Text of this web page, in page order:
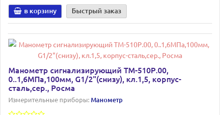
в корзину Быстрый заказ
Манометр сигнализирующий ТМ-510Р.00,
0..1,6МПа,100мм, G1/2"(снизу), кл.1,5, корпус-
сталь,сер., Росма
Измерительные приборы:Манометр